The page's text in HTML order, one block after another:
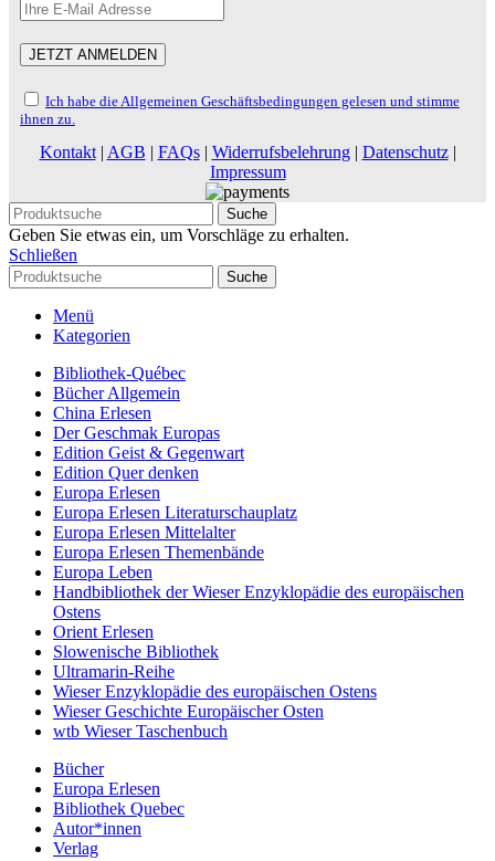
Ich habe die Allgemeinen Geschäftsbedingungen gelesen und stimme
ihnen zu.
Kontakt| AGB | FAQs| Widerrufsbelehrung| Datenschutz|
Impressum
Suche
Geben Sie etwas ein, um Vorschläge zu erhalten.
Schließen
Suche
Menü
Kategorien
Bibliothek-Québec
Bücher Allgemein
China Erlesen
Der Geschmak Europas
Edition Geist & Gegenwart
Edition Quer denken
Europa Erlesen
Europa Erlesen Literaturschauplatz
Europa Erlesen Mittelalter
Europa Erlesen Themenbände
Europa Leben
Handbibliothek der Wieser Enzyklopädie des europäischen
Ostens
Orient Erlesen
Slowenische Bibliothek
Ultramarin-Reihe
Wieser Enzyklopädie des europäischen Ostens
Wieser Geschichte Europäischer Osten
wtb Wieser Taschenbuch
Bücher
Europa Erlesen
Bibliothek Quebec
Autor*innen
Verlag